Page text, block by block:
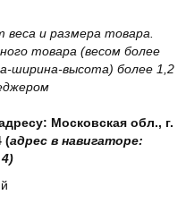
и размера товара.
товара (весом более
ширина-высота) более 1,2
Московская обл., г.
(адрес в навигаторе: